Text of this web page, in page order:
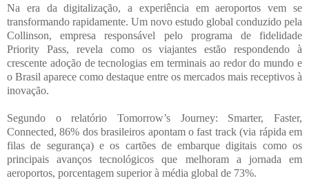
Na era da digitalização, a experiência em aeroportos vem se
transformando rapidamente. Um novo estudo global conduzido pela
Collinson, empresa responsável pelo programa de fidelidade
Priority Pass, revela como os viajantes estão respondendo à
crescente adoção de tecnologias em terminais ao redor do mundo e
o Brasil aparece como destaque entre os mercados mais receptivos à
inovação.
Segundo o relatório Tomorrow’s Journey: Smarter, Faster,
Connected, 86% dos brasileiros apontam o fast track (via rápida em
filas de segurança) e os cartões de embarque digitais como os
principais avanços tecnológicos que melhoram a jornada em
aeroportos, porcentagem superior à média global de 73%.